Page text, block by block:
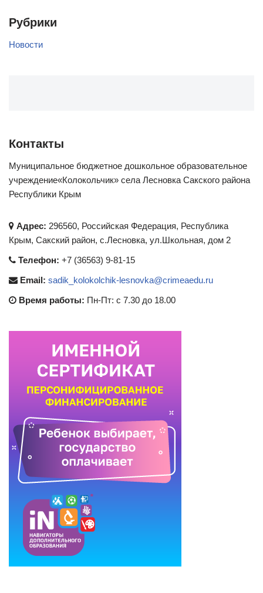
Рубрики
Новости
Контакты
Муниципальное бюджетное дошкольное образовательное
учреждение«Колокольчик» села Лесновка Сакского района
Республики Крым
Адрес: 296560, Российская Федерация, Республика
Крым, Сакский район, с.Лесновка, ул.Школьная, дом 2
Телефон: +7 (36563) 9-81-15
Email: sadik_kolokolchik-lesnovka@crimeaedu.ru
Время работы: Пн-Пт: с 7.30 до 18.00